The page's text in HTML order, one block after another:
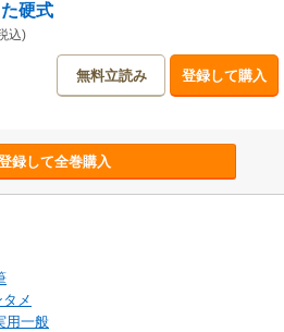
縄に住んでいる？」「ドアラに会える場
」「読んでいる本は？」など、ドアラ独
たドアラ“先生”の原稿執筆風景や生原稿ま
の取調室でドアラ警官が、そしてドアラ
まつさえ、ドアラがみそかつまで食べる
不詳であり、本人も「記憶にない」と
く、「出現」20周年となります
硬式
込)
無料立読み 登録して購入
録して全巻購入
メ
用一般